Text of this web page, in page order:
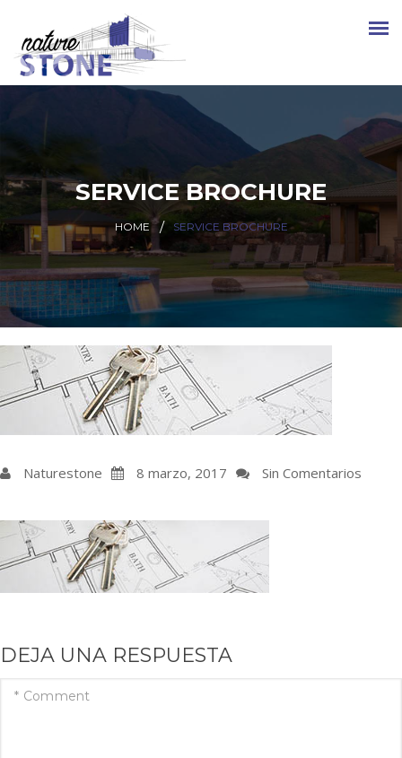
SERVICE BROCHURE
HOME SERVICE BROCHURE
Naturestone 8 marzo, 2017 Sin Comentarios
DEJA UNA RESPUESTA